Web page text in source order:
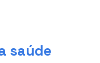
saúde